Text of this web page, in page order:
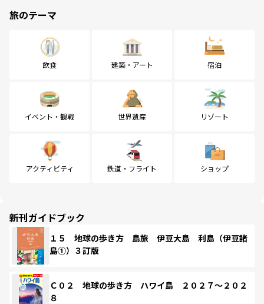
旅のテーマ
飲食 建築・アート 宿泊
イベント・観戦 世界遺産 リゾート
アクティビティ 鉄道・フライト ショップ
新刊ガイドブック
１５ 地球の歩き方 島旅 伊豆大島 利島（伊豆諸
島①）３訂版
Ｃ０２ 地球の歩き方 ハワイ島 ２０２７～２０２
８